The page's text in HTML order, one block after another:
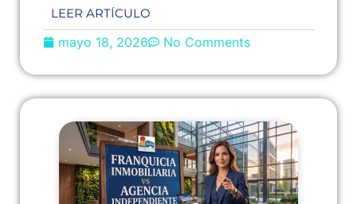
LEER ARTÍCULO
mayo 18, 2026 No Comments